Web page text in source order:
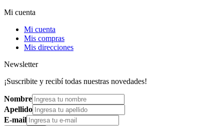
Mi cuenta
Mi cuenta
Mis compras
Mis direcciones
Newsletter
¡Suscribite y recibí todas nuestras novedades!
Nombre
Apellido
E-mail